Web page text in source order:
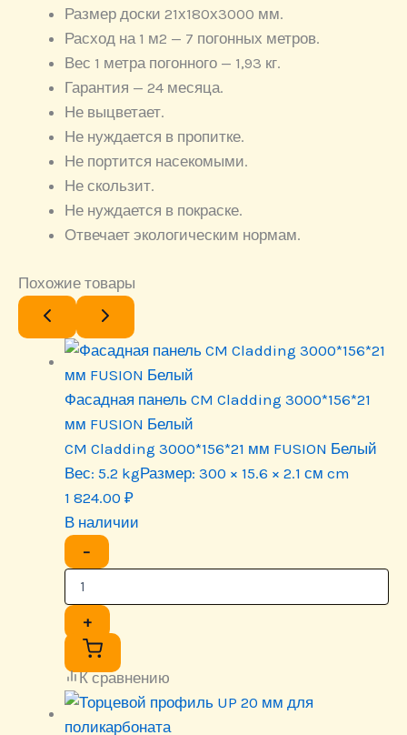
Размер доски 21х180х3000 мм.
Расход на 1 м2 — 7 погонных метров.
Вес 1 метра погонного — 1,93 кг.
Гарантия — 24 месяца.
Не выцветает.
Не нуждается в пропитке.
Не портится насекомыми.
Не скользит.
Не нуждается в покраске.
Отвечает экологическим нормам.
Похожие товары
Фасадная панель CM Cladding 3000*156*21
мм FUSION Белый
CM Cladding 3000*156*21 мм FUSION Белый
Вес: 5.2 kgРазмер: 300 × 15.6 × 2.1 см cm
1 824.00 ₽
В наличии
−
+
К сравнению